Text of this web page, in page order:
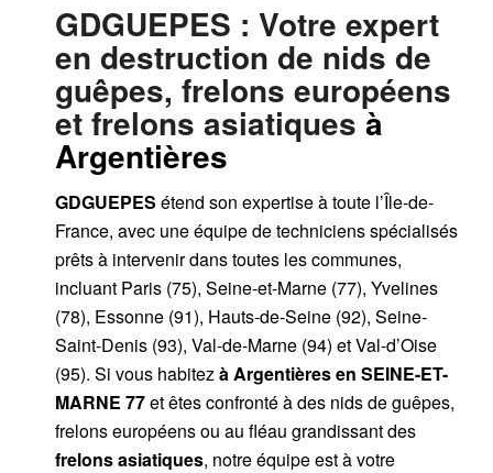
GDGUEPES : Votre expert
en destruction de nids de
guêpes, frelons européens
et frelons asiatiquesà
Argentières
GDGUEPES étend son expertise à toute l’Île-de-
France, avec une équipe de techniciens spécialisés
prêts à intervenir dans toutes les communes,
incluant Paris (75), Seine-et-Marne (77), Yvelines
(78), Essonne (91), Hauts-de-Seine (92), Seine-
Saint-Denis (93), Val-de-Marne (94) et Val-d’Oise
(95). Si vous habitez à Argentièresen SEINE-ET-
MARNE 77et êtes confronté à des nids de guêpes,
frelons européens ou au fléau grandissant des
frelons asiatiques, notre équipe est à votre